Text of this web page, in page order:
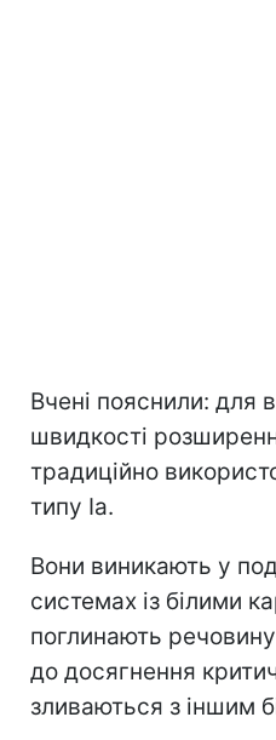
Вчені пояснили: для
швидкості
традиційно
типу Ia.
Вони виникають у
системах із білими
поглинають
до досягнення
зливаються з іншим